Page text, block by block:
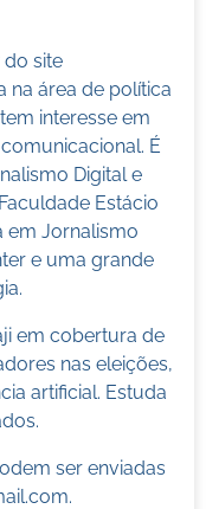
site
na área de política
interesse em
É
Digital e
Estácio
em Jornalismo
e uma grande
em cobertura de
nas eleições,
artificial. Estuda
ser enviadas
.